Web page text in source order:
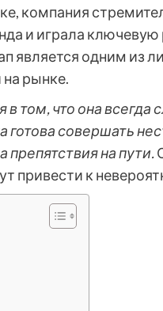
компания
и играла ключевую
является одним из
рынке.
том, что она всегда
готова совершать
препятствия на пути.
привести к